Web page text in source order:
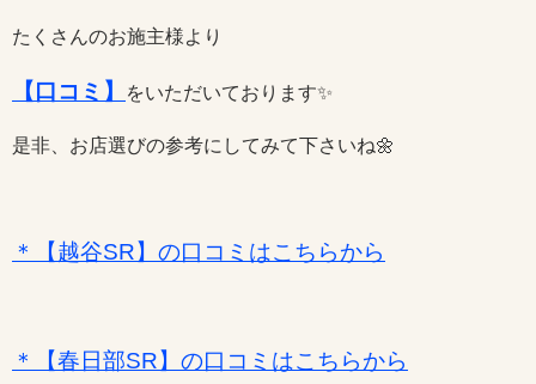
たくさんのお施主様より
【口コミ】 をいただいております✨
是非、お店選びの参考にしてみて下さいね🌼
＊【越谷SR】の口コミはこちらから
＊【春日部SR】の口コミはこちらから